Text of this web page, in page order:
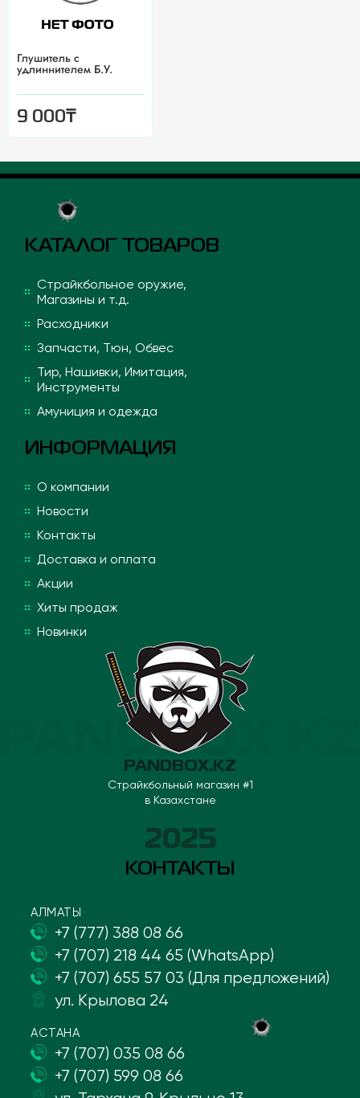
Глушитель с
удлиннителем Б.У.
9 000₸
КАТАЛОГ ТОВАРОВ
Страйкбольное оружие,
Магазины и т.д.
Расходники
Запчасти, Тюн, Обвес
Тир, Нашивки, Имитация,
Инструменты
Амуниция и одежда
ИНФОРМАЦИЯ
О компании
Новости
Контакты
Доставка и оплата
Акции
Хиты продаж
Новинки
PANDBOX.KZ
Страйкбольный магазин #1
в Казахстане
2025
КОНТАКТЫ
АЛМАТЫ
+7 (777) 388 08 66
+7 (707) 218 44 65 (WhatsApp)
+7 (707) 655 57 03 (Для предложений)
ул. Крылова 24
АСТАНА
+7 (707) 035 08 66
+7 (707) 599 08 66